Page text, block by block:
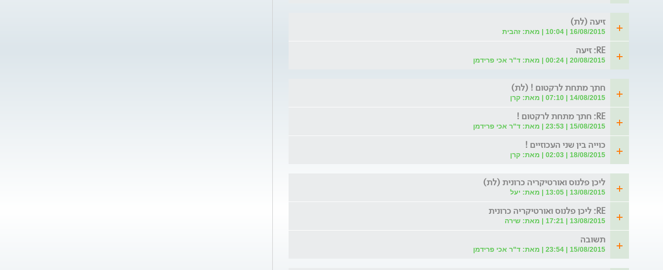
זיעה (לת)
16/08/2015 | 10:04 | מאת: זהבית
RE: זיעה
20/08/2015 | 00:24 | מאת: ד"ר אכי פרידמן
חתך מתחת לרקטום ! (לת)
14/08/2015 | 07:10 | מאת: קרן
RE: חתך מתחת לרקטום !
15/08/2015 | 23:53 | מאת: ד"ר אכי פרידמן
כוייה בין שני העכוזיים !
18/08/2015 | 02:03 | מאת: קרן
ליכן פלנוס ואורטיקריה כרונית (לת)
13/08/2015 | 13:05 | מאת: יעל
RE: ליכן פלנוס ואורטיקריה כרונית
13/08/2015 | 17:21 | מאת: שירה
תשובה
15/08/2015 | 23:54 | מאת: ד"ר אכי פרידמן